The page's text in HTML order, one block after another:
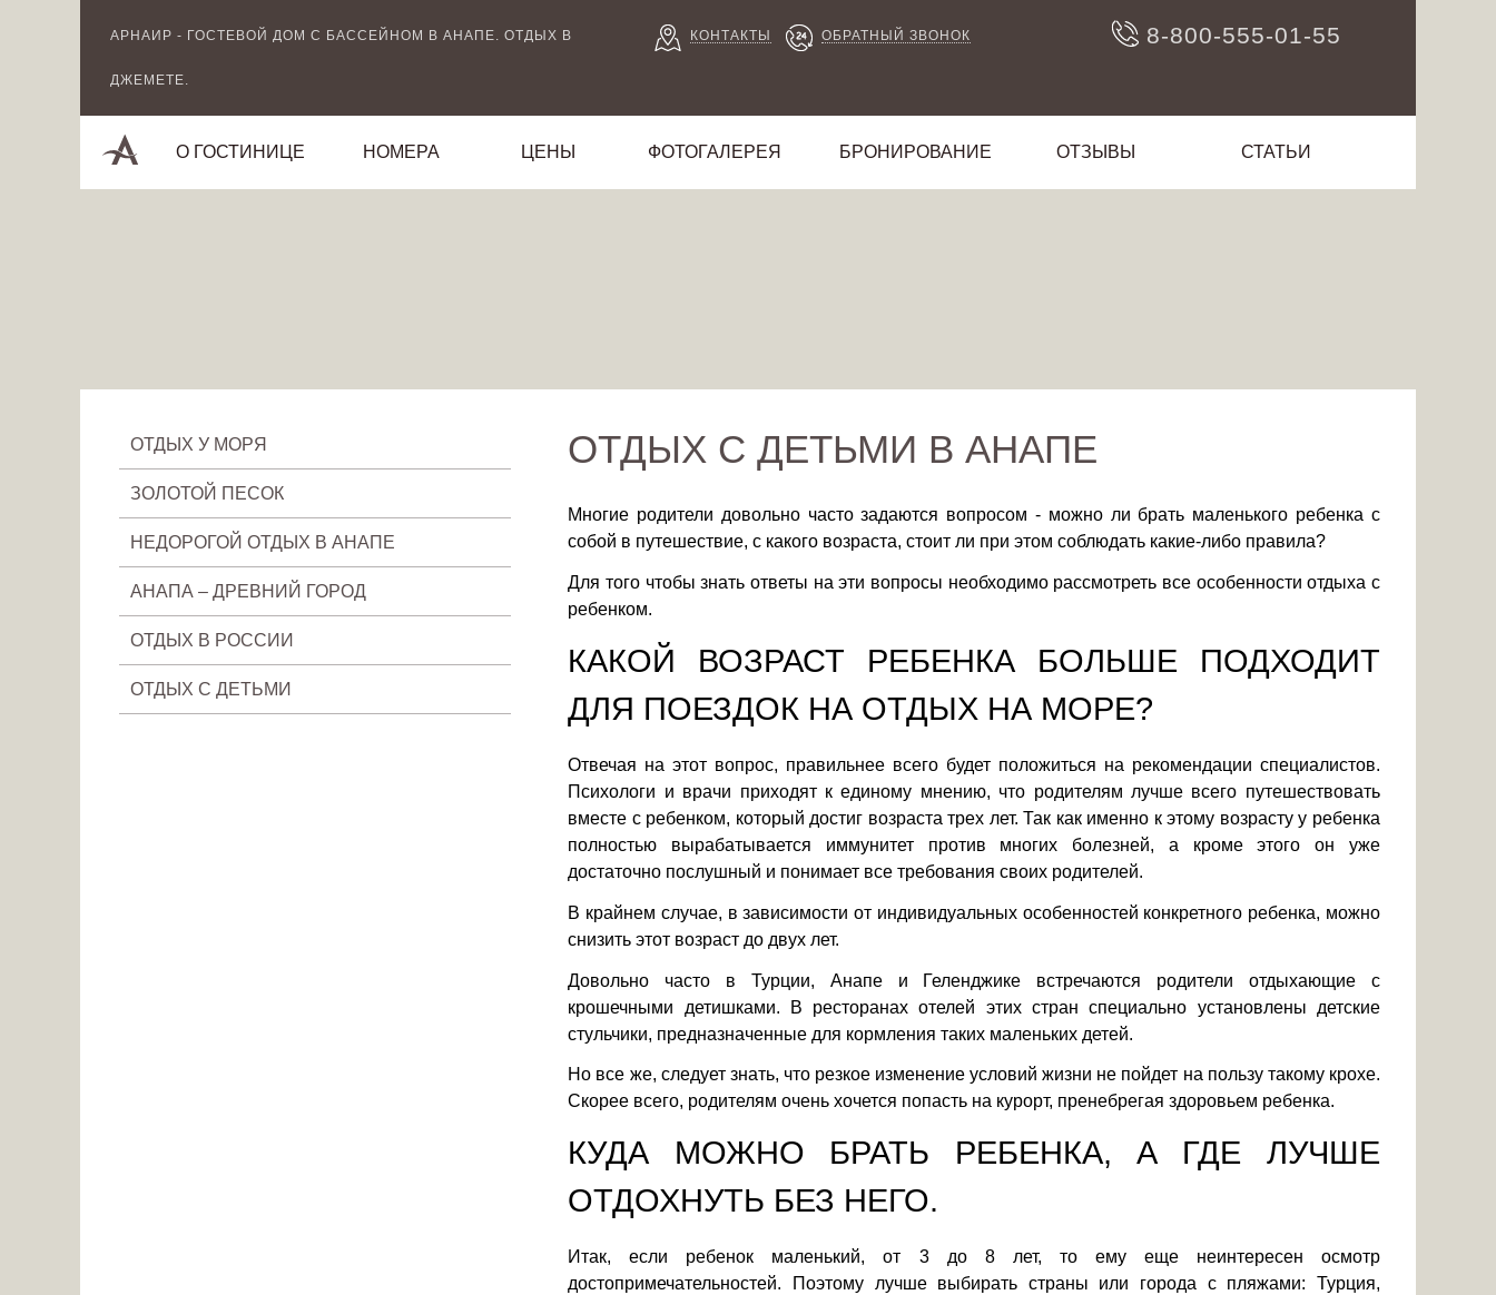
АРНАИР - ГОСТЕВОЙ ДОМ С БАССЕЙНОМ В АНАПЕ. ОТДЫХ В
ДЖЕМЕТЕ.
КОНТАКТЫ ОБРАТНЫЙ ЗВОНОК 8-800-555-01-55
О ГОСТИНИЦЕ НОМЕРА ЦЕНЫ ФОТОГАЛЕРЕЯ БРОНИРОВАНИЕ ОТЗЫВЫ СТАТЬИ
ОТДЫХ У МОРЯ
ЗОЛОТОЙ ПЕСОК
НЕДОРОГОЙ ОТДЫХ В АНАПЕ
АНАПА – ДРЕВНИЙ ГОРОД
ОТДЫХ В РОССИИ
ОТДЫХ С ДЕТЬМИ
ОТДЫХ С ДЕТЬМИ В АНАПЕ
Многие родители довольно часто задаются вопросом - можно ли брать маленького ребенка с
собой в путешествие, с какого возраста, стоит ли при этом соблюдать какие-либо правила?
Для того чтобы знать ответы на эти вопросы необходимо рассмотреть все особенности отдыха с
ребенком.
КАКОЙ ВОЗРАСТ РЕБЕНКА БОЛЬШЕ ПОДХОДИТ
ДЛЯ ПОЕЗДОК НА ОТДЫХ НА МОРЕ?
Отвечая на этот вопрос, правильнее всего будет положиться на рекомендации специалистов.
Психологи и врачи приходят к единому мнению, что родителям лучше всего путешествовать
вместе с ребенком, который достиг возраста трех лет. Так как именно к этому возрасту у ребенка
полностью вырабатывается иммунитет против многих болезней, а кроме этого он уже
достаточно послушный и понимает все требования своих родителей.
В крайнем случае, в зависимости от индивидуальных особенностей конкретного ребенка, можно
снизить этот возраст до двух лет.
Довольно часто в Турции, Анапе и Геленджике встречаются родители отдыхающие с
крошечными детишками. В ресторанах отелей этих стран специально установлены детские
стульчики, предназначенные для кормления таких маленьких детей.
Но все же, следует знать, что резкое изменение условий жизни не пойдет на пользу такому крохе.
Скорее всего, родителям очень хочется попасть на курорт, пренебрегая здоровьем ребенка.
КУДА МОЖНО БРАТЬ РЕБЕНКА, А ГДЕ ЛУЧШЕ
ОТДОХНУТЬ БЕЗ НЕГО.
Итак, если ребенок маленький, от 3 до 8 лет, то ему еще неинтересен осмотр
достопримечательностей. Поэтому лучше выбирать страны или города с пляжами: Турция,